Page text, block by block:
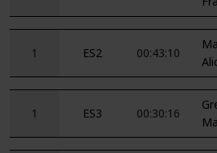
1 ES2 00:43:10
1 ES3 00:30:16